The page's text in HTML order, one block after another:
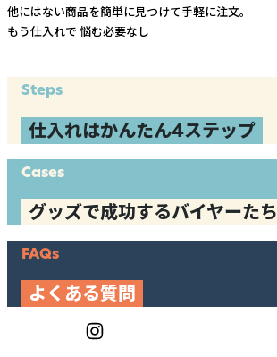
他にはない商品を簡単に見つけて手軽に注文。
もう仕入れで 悩む必要なし
Steps
仕入れはかんたん4ステップ
Cases
グッズで成功するバイヤーたち
FAQs
よくある質問